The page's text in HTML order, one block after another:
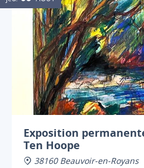
Exposition
Ten Hoope
38160 Beauvoir-en-Royans